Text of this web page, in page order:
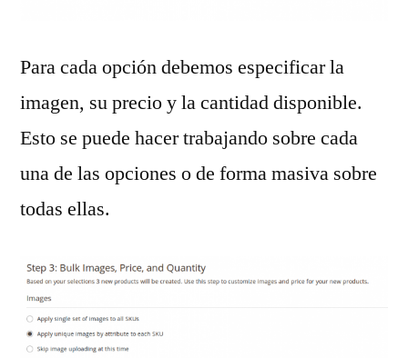
Para cada opción debemos especificar la
imagen, su precio y la cantidad disponible.
Esto se puede hacer trabajando sobre cada
una de las opciones o de forma masiva sobre
todas ellas.